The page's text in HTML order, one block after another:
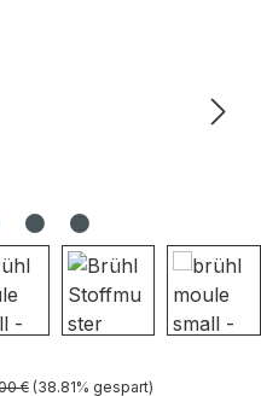
Preis:
€ (38.81% gespart)